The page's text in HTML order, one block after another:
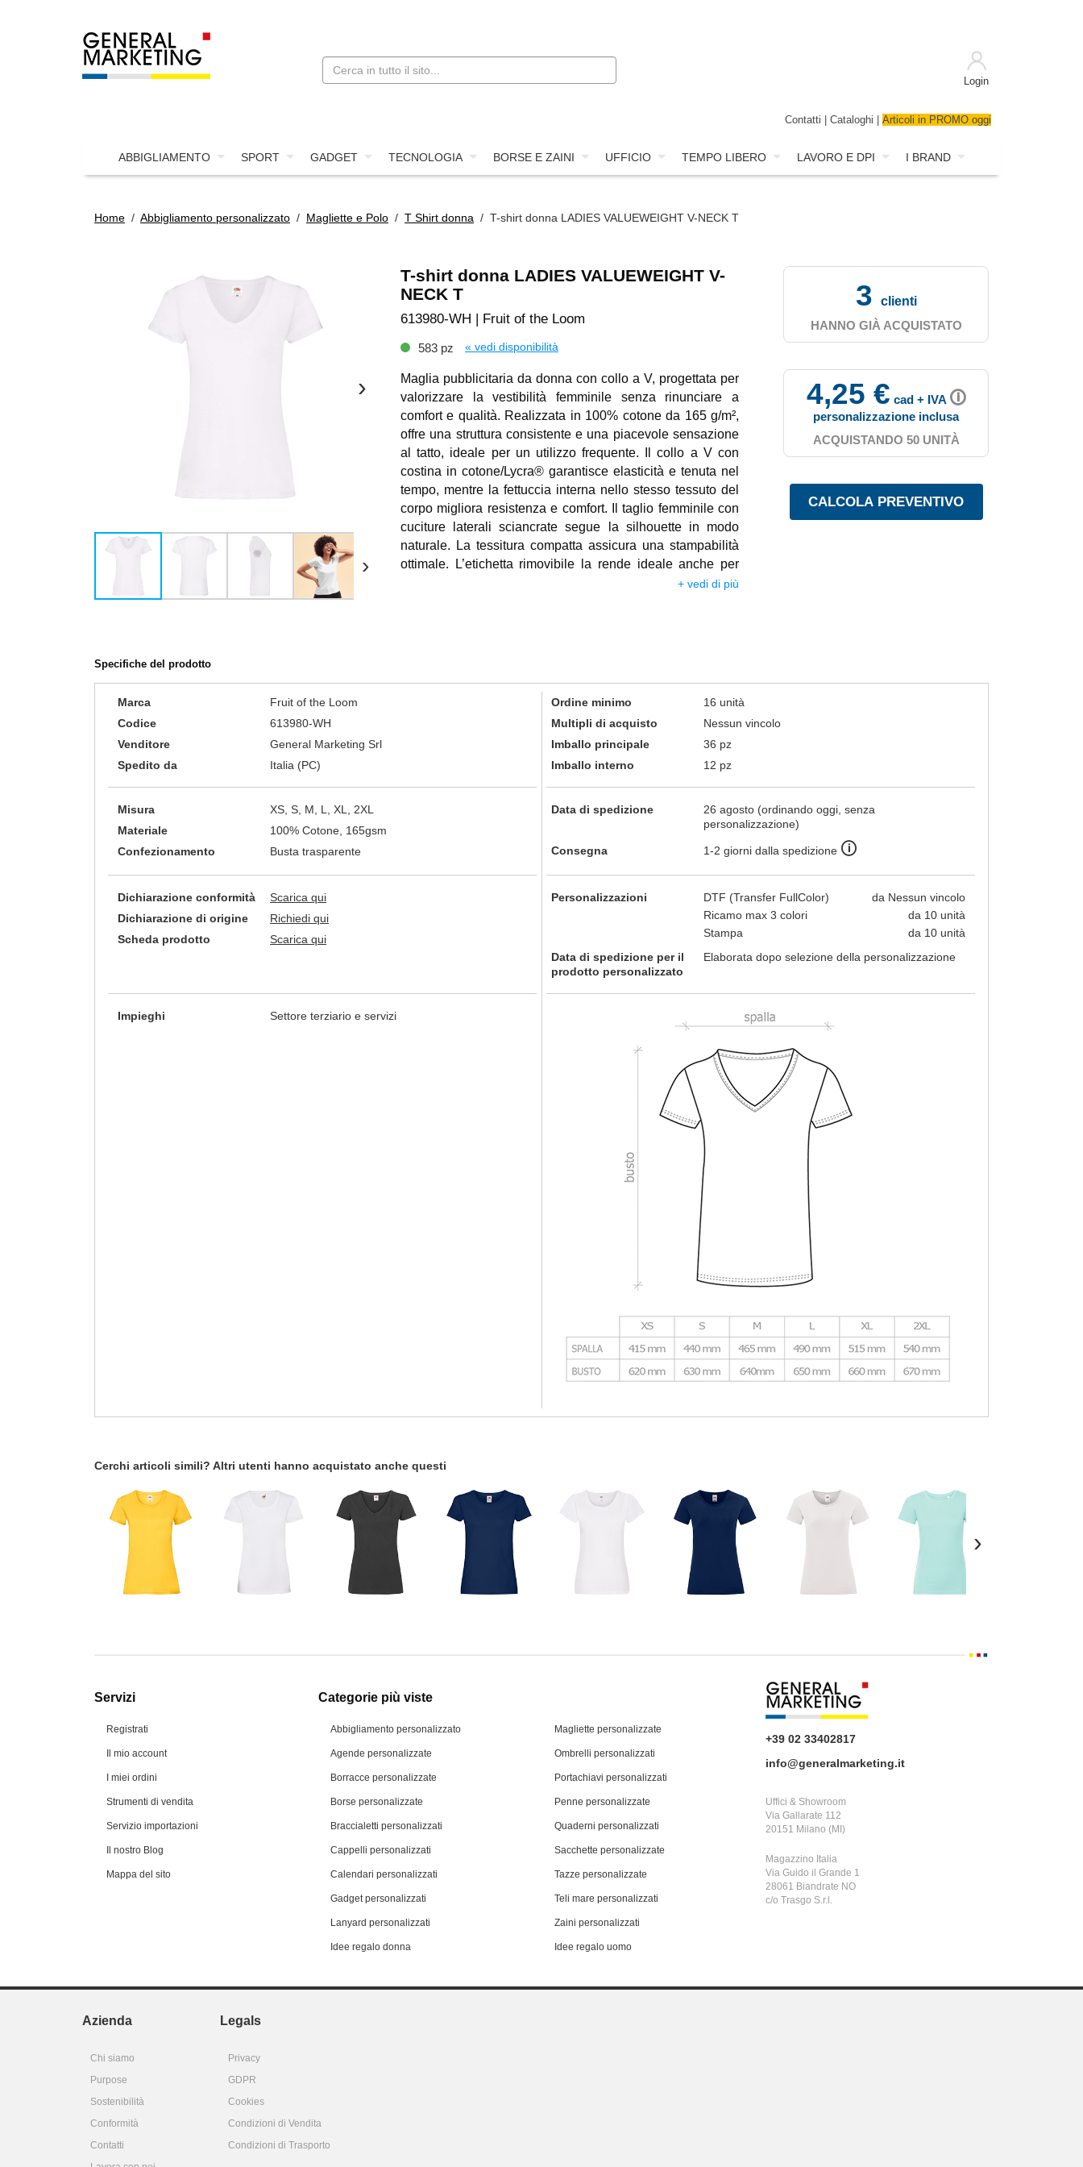
Login
Contatti Cataloghi Articoli in PROMO oggi
ABBIGLIAMENTO SPORT GADGET TECNOLOGIA BORSE E ZAINI UFFICIO TEMPO LIBERO LAVORO E DPI I BRAND
Home / Abbigliamento personalizzato / Magliette e Polo / T Shirt donna / T-shirt donna LADIES VALUEWEIGHT V-NECK T
›
›
T-shirt donna LADIES VALUEWEIGHT V-
NECK T
613980-WH | Fruit of the Loom
583 pz « vedi disponibilità
Maglia pubblicitaria da donna con collo a V, progettata per
valorizzare la vestibilità femminile senza rinunciare a
comfort e qualità. Realizzata in 100% cotone da 165 g/m²,
offre una struttura consistente e una piacevole sensazione
al tatto, ideale per un utilizzo frequente. Il collo a V con
costina in cotone/Lycra® garantisce elasticità e tenuta nel
tempo, mentre la fettuccia interna nello stesso tessuto del
corpo migliora resistenza e comfort. Il taglio femminile con
cuciture laterali sciancrate segue la silhouette in modo
naturale. La tessitura compatta assicura una stampabilità
ottimale. L’etichetta rimovibile la rende ideale anche per
progetti di private label. Perfetta come t-shirt personalizzata
+ vedi di più
3
clienti
HANNO GIÀ ACQUISTATO
4,25 € cad + IVA 🛈
personalizzazione inclusa
ACQUISTANDO 50 UNITÀ
Specifiche del prodotto
Marca
Fruit of the Loom
Codice
613980-WH
Venditore
General Marketing Srl
Spedito da
Italia (PC)
Ordine minimo
16 unità
Multipli di acquisto
Nessun vincolo
Imballo principale
36 pz
Imballo interno
12 pz
Misura
XS, S, M, L, XL, 2XL
Materiale
100% Cotone, 165gsm
Confezionamento
Busta trasparente
Data di spedizione
26 agosto (ordinando oggi, senza
personalizzazione)
Consegna 1-2 giorni dalla spedizione 🛈
Dichiarazione conformità
Scarica qui
Dichiarazione di origine
Richiedi qui
Scheda prodotto
Scarica qui
Personalizzazioni DTF (Transfer FullColor)
da Nessun vincolo
Ricamo max 3 colori
da 10 unità
Stampa
da 10 unità
Data di spedizione per il
prodotto personalizzato
Elaborata dopo selezione della personalizzazione
Impieghi Settore terziario e servizi
Cerchi articoli simili? Altri utenti hanno acquistato anche questi
›
Servizi
Registrati
Il mio account
I miei ordini
Strumenti di vendita
Servizio importazioni
Il nostro Blog
Mappa del sito
Categorie più viste
Abbigliamento personalizzato
Agende personalizzate
Borracce personalizzate
Borse personalizzate
Braccialetti personalizzati
Cappelli personalizzati
Calendari personalizzati
Gadget personalizzati
Lanyard personalizzati
Idee regalo donna
Magliette personalizzate
Ombrelli personalizzati
Portachiavi personalizzati
Penne personalizzate
Quaderni personalizzati
Sacchette personalizzate
Tazze personalizzate
Teli mare personalizzati
Zaini personalizzati
Idee regalo uomo
+39 02 33402817
info@generalmarketing.it
Uffici & Showroom
Via Gallarate 112
20151 Milano (MI)
Magazzino Italia
Via Guido il Grande 1
28061 Biandrate NO
c/o Trasgo S.r.l.
Azienda Legals
Chi siamo
Privacy
Purpose
GDPR
Sostenibilità
Cookies
Conformità
Condizioni di Vendita
Contatti
Condizioni di Trasporto